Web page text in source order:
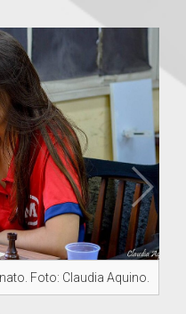
Foto: Claudia Aquino.